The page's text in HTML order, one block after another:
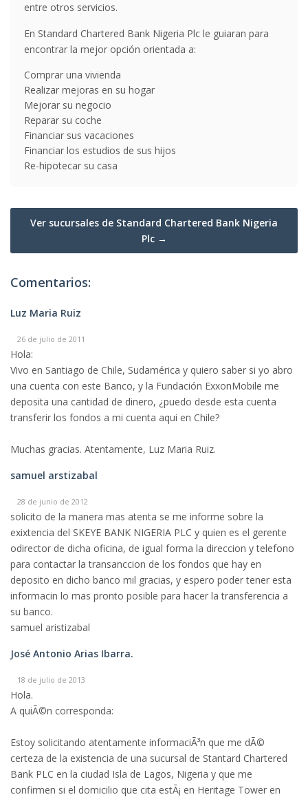
entre otros servicios.
En Standard Chartered Bank Nigeria Plc le guiaran para
encontrar la mejor opción orientada a:
Comprar una vivienda
Realizar mejoras en su hogar
Mejorar su negocio
Reparar su coche
Financiar sus vacaciones
Financiar los estudios de sus hijos
Re-hipotecar su casa
Ver sucursales de Standard Chartered Bank Nigeria
Plc →
Comentarios:
Luz Maria Ruiz
26 de julio de 2011
Hola:
Vivo en Santiago de Chile, Sudamérica y quiero saber si yo abro
una cuenta con este Banco, y la Fundación ExxonMobile me
deposita una cantidad de dinero, ¿puedo desde esta cuenta
transferir los fondos a mi cuenta aqui en Chile?
Muchas gracias. Atentamente, Luz Maria Ruiz.
samuel arstizabal
28 de junio de 2012
solicito de la manera mas atenta se me informe sobre la
exixtencia del SKEYE BANK NIGERIA PLC y quien es el gerente
odirector de dicha oficina, de igual forma la direccion y telefono
para contactar la transanccion de los fondos que hay en
deposito en dicho banco mil gracias, y espero poder tener esta
informacin lo mas pronto posible para hacer la transferencia a
su banco.
samuel aristizabal
José Antonio Arias Ibarra.
18 de julio de 2013
Hola.
A quiÃ©n corresponda:
Estoy solicitando atentamente informaciÃ³n que me dÃ©
certeza de la existencia de una sucursal de Stantard Chartered
Bank PLC en la ciudad Isla de Lagos, Nigeria y que me
confirmen si el domicilio que cita estÃ¡ en Heritage Tower en